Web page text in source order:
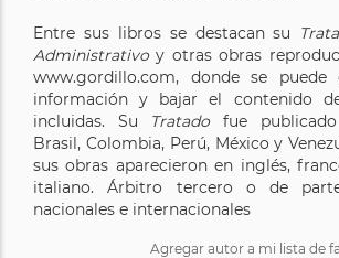
Entre sus libros se destacan su
Administrativoy otras obras
www.gordillo.com, donde se puede
información y bajar el contenido
incluidas. Su Tratadofue
Brasil, Colombia, Perú, México y
sus obras aparecieron en inglés,
italiano. Árbitro tercero o de
nacionales e internacionales
Agregar autor a mi lista de